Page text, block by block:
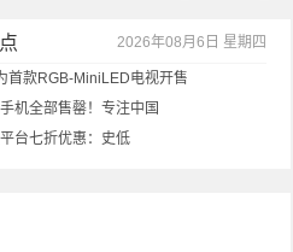
2026年08月6日 星期四
台七折优惠：史低
！原价预售订单直接作废